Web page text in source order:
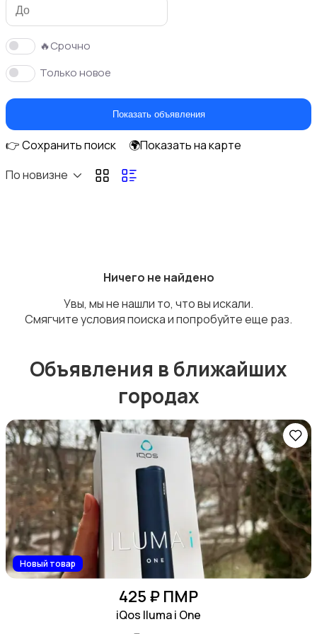
Музыка
Материалы для творчества
Игры для приставок и ПК
Игровые приставки
🔥Срочно
Только новое
Показать объявления
👉 Сохранить поиск
🌍Показать на карте
По новизне
Ничего не найдено
Увы, мы не нашли то, что вы искали.
Смягчите условия поиска и попробуйте еще раз.
Объявления в ближайших
городах
Новый товар
425 ₽ ПМР
iQos Iluma i One